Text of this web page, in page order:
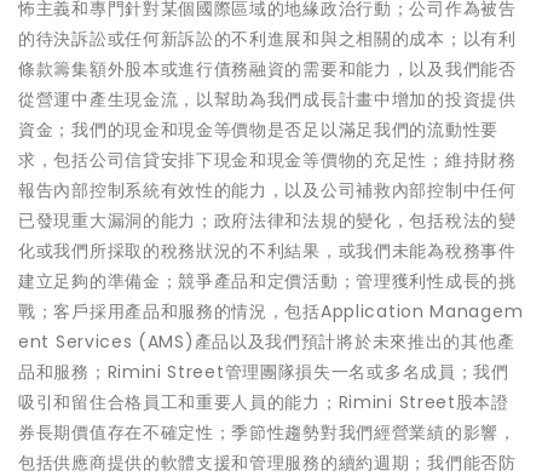
怖主義和專門針對某個國際區域的地緣政治行動；公司作為被告
的待決訴訟或任何新訴訟的不利進展和與之相關的成本；以有利
條款籌集額外股本或進行債務融資的需要和能力，以及我們能否
從營運中產生現金流，以幫助為我們成長計畫中增加的投資提供
資金；我們的現金和現金等價物是否足以滿足我們的流動性要
求，包括公司信貸安排下現金和現金等價物的充足性；維持財務
報告內部控制系統有效性的能力，以及公司補救內部控制中任何
已發現重大漏洞的能力；政府法律和法規的變化，包括稅法的變
化或我們所採取的稅務狀況的不利結果，或我們未能為稅務事件
建立足夠的準備金；競爭產品和定價活動；管理獲利性成長的挑
戰；客戶採用產品和服務的情況，包括Application Managem
ent Services (AMS)產品以及我們預計將於未來推出的其他產
品和服務；Rimini Street管理團隊損失一名或多名成員；我們
吸引和留住合格員工和重要人員的能力；Rimini Street股本證
券長期價值存在不確定性；季節性趨勢對我們經營業績的影響，
包括供應商提供的軟體支援和管理服務的續約週期；我們能否防